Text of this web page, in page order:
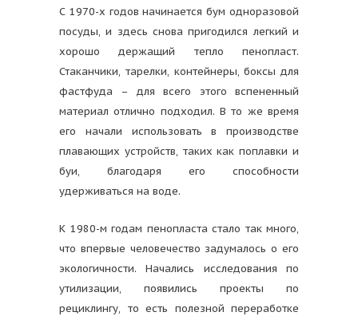
С 1970-х годов начинается бум одноразовой
посуды, и здесь снова пригодился легкий и
хорошо держащий тепло пенопласт.
Стаканчики, тарелки, контейнеры, боксы для
фастфуда – для всего этого вспененный
материал отлично подходил. В то же время
его начали использовать в производстве
плавающих устройств, таких как поплавки и
буи, благодаря его способности
удерживаться на воде.
К 1980-м годам пенопласта стало так много,
что впервые человечество задумалось о его
экологичности. Начались исследования по
утилизации, появились проекты по
рециклингу, то есть полезной переработке